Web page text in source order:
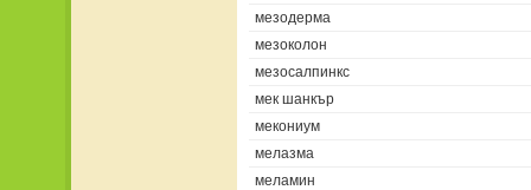
мезодерма
мезоколон
мезосалпинкс
мек шанкър
мекониум
мелазма
меламин